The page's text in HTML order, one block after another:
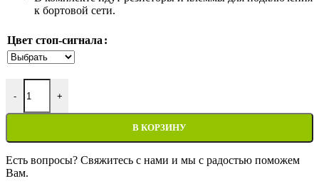
к бортовой сети.
Цвет стоп-сигнала
-
Количество товара Стоп-сигнал на мотоцикл Suzuki GSX-
+
В КОРЗИНУ
Есть вопросы? Свяжитесь с нами и мы с радостью поможем
Вам.